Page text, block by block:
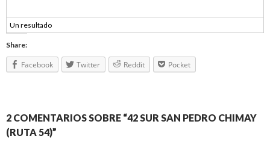
Un resultado
Share:
Facebook Twitter Reddit Pocket
2 COMENTARIOS SOBRE “42 SUR SAN PEDRO CHIMAY
(RUTA 54)”